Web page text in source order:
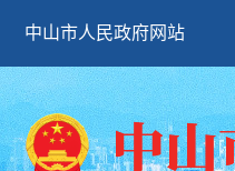
中山市人民政府网站